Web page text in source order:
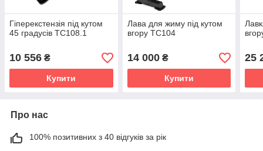
Гіперекстензія під кутом
45 градусів TC108.1
10 556 ₴
Купити
Лава для жиму під кутом
вгору TC104
14 000₴
Купити
25
Про нас
100% позитивних з 40 відгуків за рік